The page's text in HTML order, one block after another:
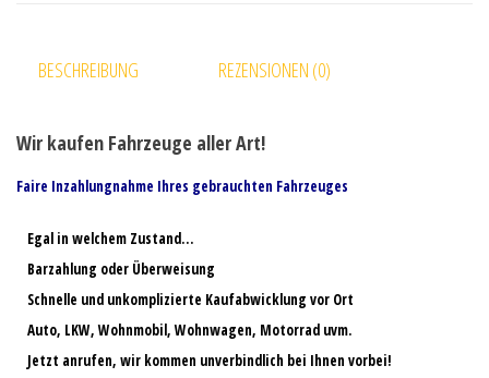
BESCHREIBUNG REZENSIONEN (0)
Wir kaufen Fahrzeuge aller Art!
Faire Inzahlungnahme Ihres gebrauchten Fahrzeuges
Egal in welchem Zustand…
Barzahlung oder Überweisung
Schnelle und unkomplizierte Kaufabwicklung vor Ort
Auto, LKW, Wohnmobil, Wohnwagen, Motorrad uvm.
Jetzt anrufen, wir kommen unverbindlich bei Ihnen vorbei!